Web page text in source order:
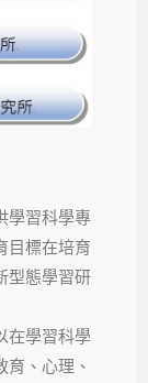
學習科學專
目標在培育
型態學習研
在學習科學
、心理、